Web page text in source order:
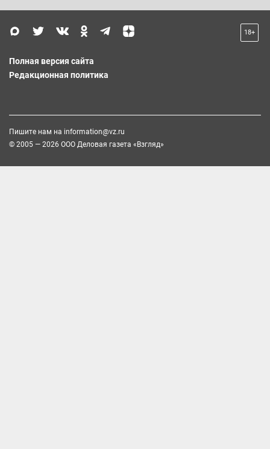
18+
Полная версия сайта
Редакционная политика
Пишите нам на information@vz.ru
© 2005 — 2026 ООО Деловая газета «Взгляд»